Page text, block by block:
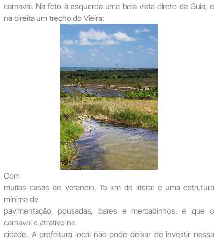
carnaval. Na foto à esquerda uma bela vista direto da Guia, e
na direita um trecho do Vieira:
Com
muitas casas de veraneio, 15 km de litoral e uma estrutura
mínima de
pavimentação, pousadas, bares e mercadinhos, é que o
carnaval é atrativo na
cidade. A prefeitura local não pode deixar de investir nessa